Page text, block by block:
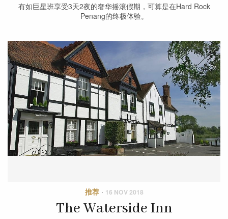
有如巨星班享受3天2夜的奢华摇滚假期，可算是在Hard Rock
Penang的终极体验。
推荐· 16 NOV 2018
The Waterside Inn